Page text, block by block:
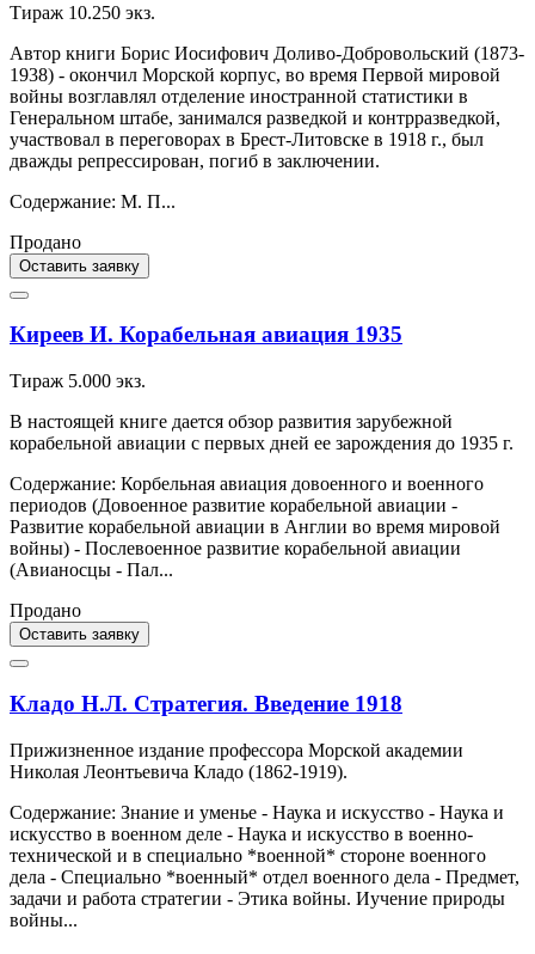
Тираж 10.250 экз.
Автор книги Борис Иосифович Доливо-Добровольский (1873-
1938) - окончил Морской корпус, во время Первой мировой
войны возглавлял отделение иностранной статистики в
Генеральном штабе, занимался разведкой и контрразведкой,
участвовал в переговорах в Брест-Литовске в 1918 г., был
дважды репрессирован, погиб в заключении.
Содержание: М. П...
Продано
Оставить заявку
Киреев И. Корабельная авиация 1935
Тираж 5.000 экз.
В настоящей книге дается обзор развития зарубежной
корабельной авиации с первых дней ее зарождения до 1935 г.
Содержание: Корбельная авиация довоенного и военного
периодов (Довоенное развитие корабельной авиации -
Развитие корабельной авиации в Англии во время мировой
войны) - Послевоенное развитие корабельной авиации
(Авианосцы - Пал...
Продано
Оставить заявку
Кладо Н.Л. Стратегия. Введение 1918
Прижизненное издание профессора Морской академии
Николая Леонтьевича Кладо (1862-1919).
Содержание: Знание и уменье - Наука и искусство - Наука и
искусство в военном деле - Наука и искусство в военно-
технической и в специально *военной* стороне военного
дела - Специально *военный* отдел военного дела - Предмет,
задачи и работа стратегии - Этика войны. Иучение природы
войны...